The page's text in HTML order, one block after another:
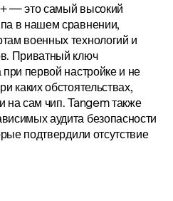
— это самый высокий
в нашем сравнении,
военных технологий и
Приватный ключ
при первой настройке и не
каких обстоятельствах,
на сам чип. Tangem также
аудита безопасности
подтвердили отсутствие